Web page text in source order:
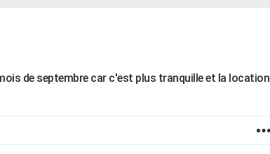
de septembre car c'est plus tranquille et la location